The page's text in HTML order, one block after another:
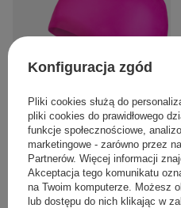
Zestaw Kąpielowy Na Basen Różowy
Czepek + Różowe Okularki Pływackie
NILS
38,30 zł / szt.
Konfiguracja zgód
Pliki cookies służą do
pliki cookies do prawidłowego
funkcje społecznościowe,
marketingowe - zarówno przez
Partnerów. Więcej informacji
Akceptacja tego komunikatu
na Twoim komputerze. Możesz
lub dostępu do nich klikając w